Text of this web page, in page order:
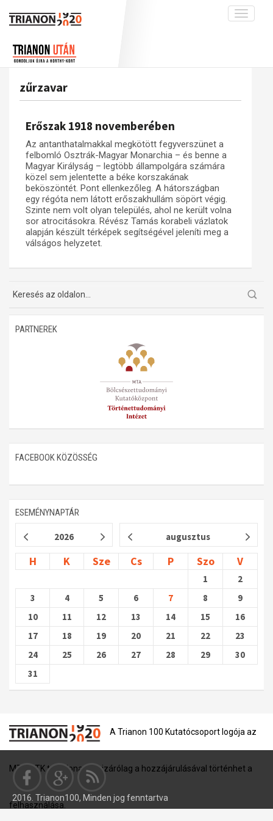
Toggle
A békerendszer megszilárdulása
Utókor és emlékezet
Adatbázis
Emlékművek (feltöltés alatt)
Menekültek
Visszhang
Publikációk
Kapcsolat
Trianon-kommentár
zűrzavar
Erőszak 1918 novemberében
Az antanthatalmakkal megkötött fegyverszünet a
felbomló Osztrák-Magyar Monarchia – és benne a
Magyar Királyság – legtöbb állampolgára számára
közel sem jelentette a béke korszakának
beköszöntét. Pont ellenkezőleg. A hátországban
egy régóta nem látott erőszakhullám söpört végig.
Szinte nem volt olyan település, ahol ne került volna
sor atrocitásokra. Révész Tamás korabeli vázlatok
alapján készült térképek segítségével jeleníti meg a
válságos helyzetet.
PARTNEREK
FACEBOOK KÖZÖSSÉG
ESEMÉNYNAPTÁR
2026 augusztus
H K Sze Cs P Szo V
1
2
3
4 5 6 7 8
9
10
11 12 13 14 15
16
17
18 19 20 21 22
23
24
25 26 27 28 29
30
31
A Trianon 100 Kutatócsoport logója az
MTA BTK tulajdona, és kizárólag a hozzájárulásával történhet a
felhasználása.
2016. Trianon100, Minden jog fenntartva